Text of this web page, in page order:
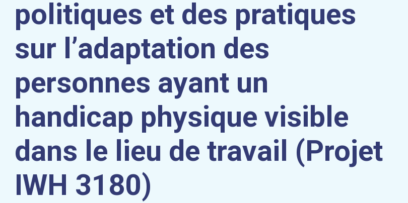
politiques et des pratiques
sur l’adaptation des
personnes ayant un
handicap physique visible
dans le lieu de travail (Projet
IWH 3180)